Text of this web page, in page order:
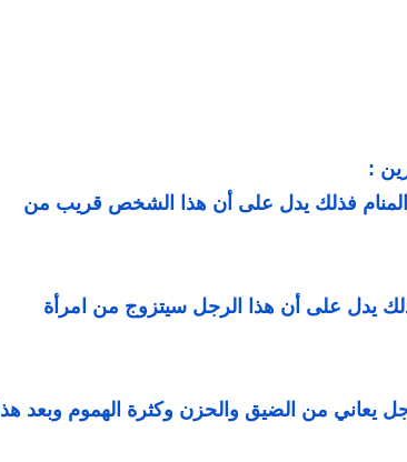
:
فذلك يدل على أن هذا الشخص قريب من
يدل على أن هذا الرجل سيتزوج من امرأة
يعاني من الضيق والحزن وكثرة الهموم وبعد هذا